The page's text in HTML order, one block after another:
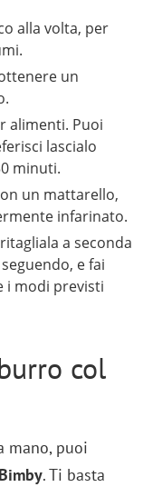
alla volta, per
un
alimenti. Puoi
lascialo
minuti.
un mattarello,
infarinato.
a seconda
e fai
i modi previsti
col
mano, puoi
. Ti basta